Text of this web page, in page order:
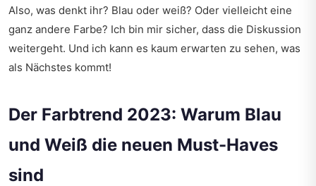
Also, was denkt ihr? Blau oder weiß? Oder vielleicht eine
ganz andere Farbe? Ich bin mir sicher, dass die Diskussion
weitergeht. Und ich kann es kaum erwarten zu sehen, was
als Nächstes kommt!
Der Farbtrend 2023: Warum Blau
und Weiß die neuen Must-Haves
sind